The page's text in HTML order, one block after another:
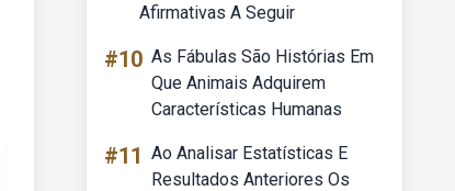
Afirmativas A Seguir
#10 As Fábulas São Histórias Em
Que Animais Adquirem
Características Humanas
#11 Ao Analisar Estatísticas E
Resultados Anteriores Os